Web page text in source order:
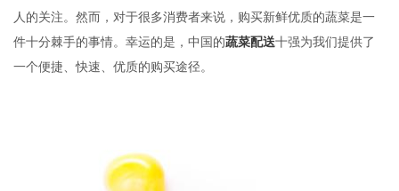
人的关注。然而，对于很多消费者来说，购买新鲜优质的蔬菜是一
件十分棘手的事情。幸运的是，中国的蔬菜配送十强为我们提供了
一个便捷、快速、优质的购买途径。